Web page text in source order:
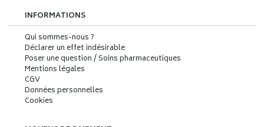
INFORMATIONS
Qui sommes-nous ?
Déclarer un effet indésirable
Poser une question / Soins pharmaceutiques
Mentions légales
CGV
Données personnelles
Cookies